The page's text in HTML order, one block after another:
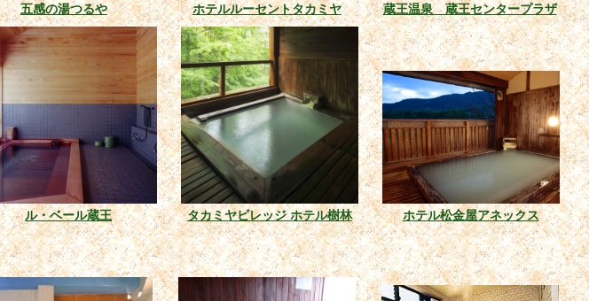
五感の湯つるや ホテルルーセントタカミヤ 蔵王温泉 蔵王センタープラザ
ル・ベール蔵王 タカミヤビレッジ ホテル樹林 ホテル松金屋アネックス